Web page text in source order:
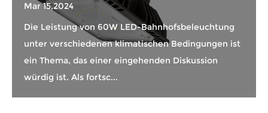
Mar 15,2024
Die Leistung von 60W LED-Bahnhofsbeleuchtung
unter verschiedenen klimatischen Bedingungen ist
ein Thema, das einer eingehenden Diskussion
würdig ist. Als fortsc...